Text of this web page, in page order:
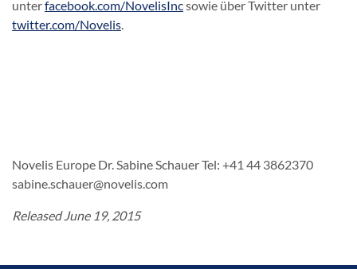
unterfacebook.com/NovelisIncsowie über Twitter unter
twitter.com/Novelis.
Novelis Europe Dr. Sabine Schauer Tel: +41 44 3862370
sabine.schauer@novelis.com
Released June 19, 2015